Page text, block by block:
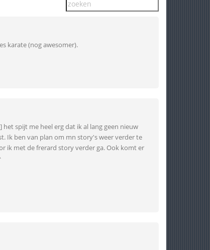
karate (nog awesomer).
spijt me heel erg dat ik al lang geen nieuw
Ik ben van plan om mn story's weer verder te
ik met de frerard story verder ga. Ook komt er